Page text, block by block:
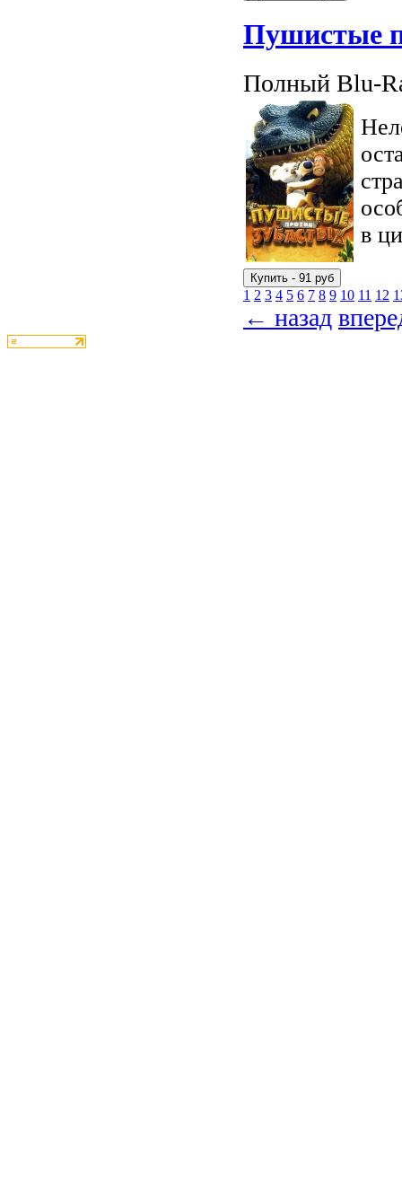
Пушистые
Полный Blu-
в
1 2 3 4 5 6 7 8 9 10 11 12
← назад